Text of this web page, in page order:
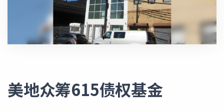
美地众筹615债权基金